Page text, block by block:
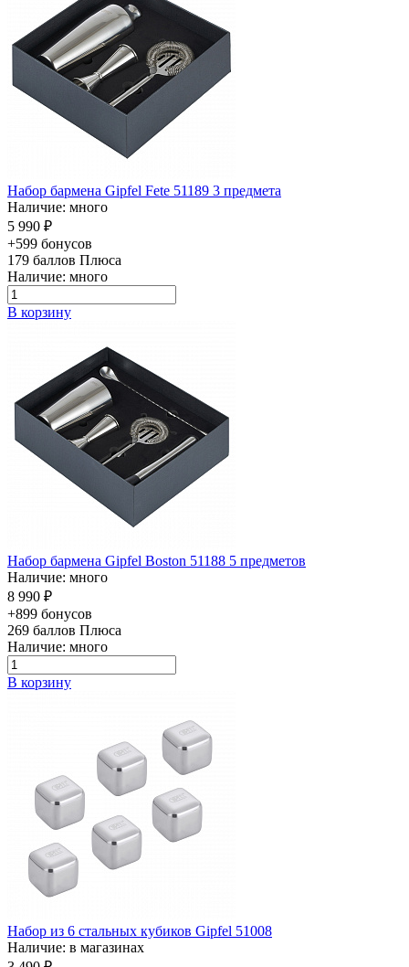
Набор бармена Gipfel Fete 51189 3 предмета
Наличие: много
5 990 ₽
+599 бонусов
179 баллов Плюса
Наличие: много
В корзину
Набор бармена Gipfel Boston 51188 5 предметов
Наличие: много
8 990 ₽
+899 бонусов
269 баллов Плюса
Наличие: много
В корзину
Набор из 6 стальных кубиков Gipfel 51008
Наличие: в магазинах